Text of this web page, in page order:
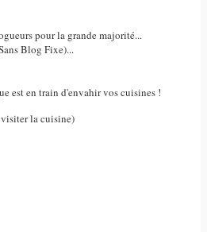
pour la grande majorité...
Blog Fixe)...
est en train d'envahir vos cuisines !
la cuisine)